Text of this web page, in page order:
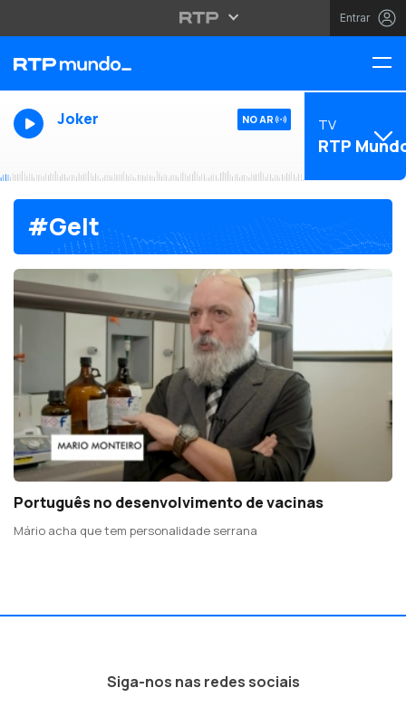
Entrar
Joker NO AR TV
RTP
#Gelt
Português no desenvolvimento de vacinas
Mário acha que tem personalidade serrana
Siga-nos nas redes sociais